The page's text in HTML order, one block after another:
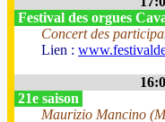
Festival des orgues
Concert des
Lien :
21e saison
Maurizio Mancino